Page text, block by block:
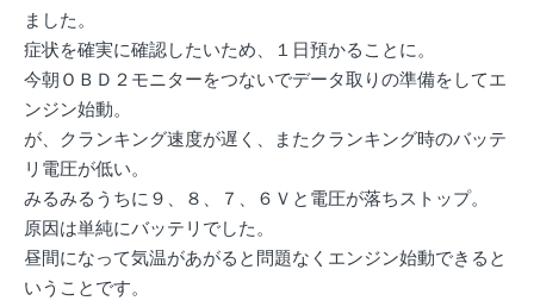
ました。
症状を確実に確認したいため、１日預かることに。
今朝ＯＢＤ２モニターをつないでデータ取りの準備をしてエ
ンジン始動。
が、クランキング速度が遅く、またクランキング時のバッテ
リ電圧が低い。
みるみるうちに９、８、７、６Ｖと電圧が落ちストップ。
原因は単純にバッテリでした。
昼間になって気温があがると問題なくエンジン始動できると
いうことです。